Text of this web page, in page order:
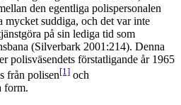
den egentliga polispersonalen
mycket suddiga, och det var inte
på sin lediga tid som
(Silverbark 2001:214). Denna
polisväsendets förstatligande år 1965
från polisen[1] och
form.